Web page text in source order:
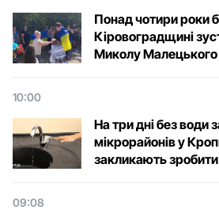
Понад чотири роки
Кіровоградщині
Микoлу Малецькoгo
10:00
На три дні без води
мікрорайонів у
закликають
09:08